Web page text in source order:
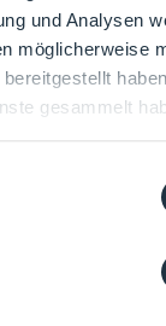
und Analysen
möglicherweise
gesammelt